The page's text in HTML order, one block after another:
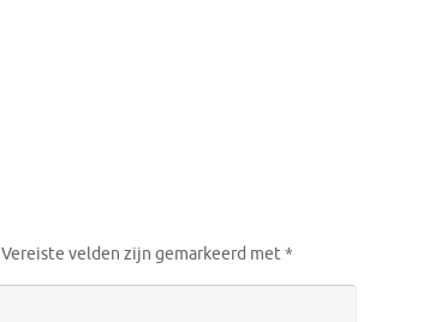
Vereiste velden zijn gemarkeerd met*